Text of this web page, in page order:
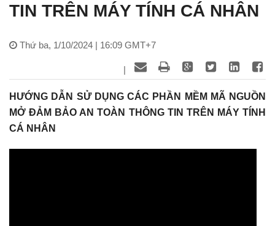
TIN TRÊN MÁY TÍNH CÁ NHÂN
Thứ ba, 1/10/2024 | 16:09 GMT+7
|
HƯỚNG DẪN SỬ DỤNG CÁC PHẦN MỀM MÃ NGUỒN
MỞ ĐẢM BẢO AN TOÀN THÔNG TIN TRÊN MÁY TÍNH
CÁ NHÂN